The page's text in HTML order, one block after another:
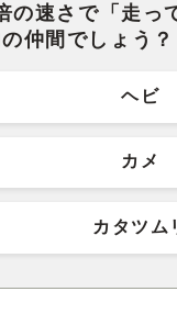
の速さで「走っ
仲間でしょう？
ヘビ
カメ
カタツム